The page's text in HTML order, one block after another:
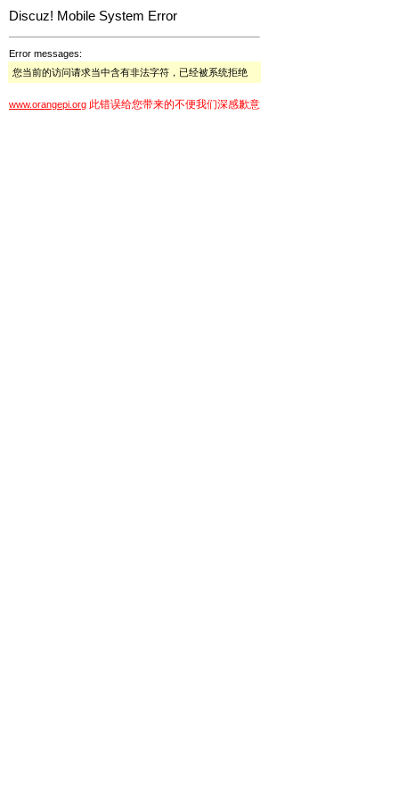
Discuz! Mobile System Error
Error messages:
您当前的访问请求当中含有非法字符，已经被系统拒绝
www.orangepi.org 此错误给您带来的不便我们深感歉意